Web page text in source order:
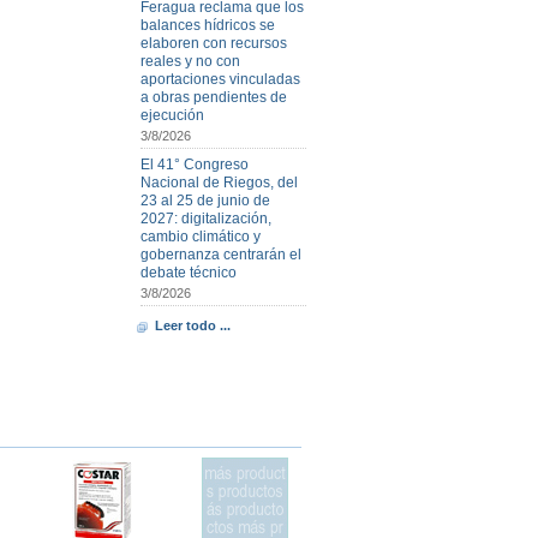
Feragua reclama que los
balances hídricos se
elaboren con recursos
reales y no con
aportaciones vinculadas
a obras pendientes de
ejecución
3/8/2026
El 41° Congreso
Nacional de Riegos, del
23 al 25 de junio de
2027: digitalización,
cambio climático y
gobernanza centrarán el
debate técnico
3/8/2026
Leer todo ...